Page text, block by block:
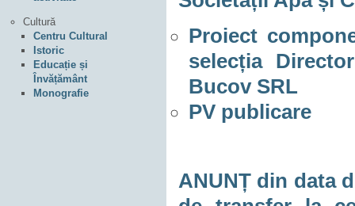
Proiect
selecția
Bucov SRL
PV publicare
ANUNȚ din data
Cultură
Centru Cultural
Istoric
Educație și
Învățământ
Monografie